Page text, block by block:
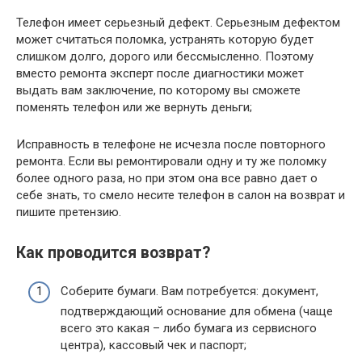
Телефон имеет серьезный дефект. Серьезным дефектом
может считаться поломка, устранять которую будет
слишком долго, дорого или бессмысленно. Поэтому
вместо ремонта эксперт после диагностики может
выдать вам заключение, по которому вы сможете
поменять телефон или же вернуть деньги;
Исправность в телефоне не исчезла после повторного
ремонта. Если вы ремонтировали одну и ту же поломку
более одного раза, но при этом она все равно дает о
себе знать, то смело несите телефон в салон на возврат и
пишите претензию.
Как проводится возврат?
Соберите бумаги. Вам потребуется: документ,
подтверждающий основание для обмена (чаще
всего это какая – либо бумага из сервисного
центра), кассовый чек и паспорт;